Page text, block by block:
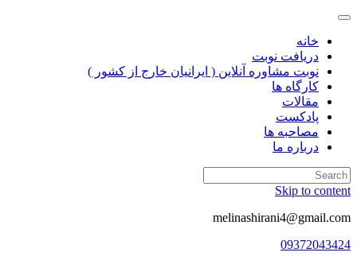
خانه
دریافت نوبت
نوبت مشاوره آنلاین ( ایرانیان خارج از کشور )
کارگاه ها
مقالات
پادکست
مصاحبه ها
درباره ما
Skip to content
melinashirani4@gmail.com
09372043424